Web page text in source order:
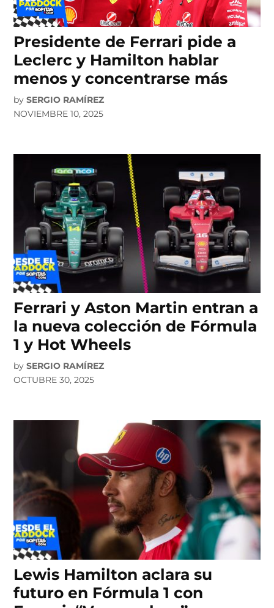
Presidente de Ferrari pide a
Leclerc y Hamilton hablar
menos y concentrarse más
by SERGIO RAMÍREZ
NOVIEMBRE 10, 2025
Ferrari y Aston Martin entran a
la nueva colección de Fórmula
1 y Hot Wheels
by SERGIO RAMÍREZ
OCTUBRE 30, 2025
Lewis Hamilton aclara su
futuro en Fórmula 1 con